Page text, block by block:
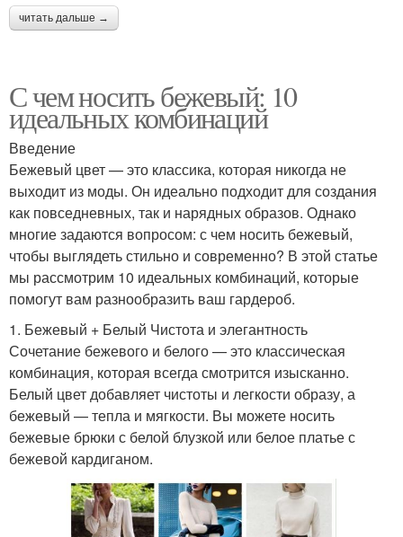
читать дальше →
С чем носить бежевый: 10
идеальных комбинаций
Введение
Бежевый цвет — это классика, которая никогда не
выходит из моды. Он идеально подходит для создания
как повседневных, так и нарядных образов. Однако
многие задаются вопросом: с чем носить бежевый,
чтобы выглядеть стильно и современно? В этой статье
мы рассмотрим 10 идеальных комбинаций, которые
помогут вам разнообразить ваш гардероб.
1. Бежевый + Белый Чистота и элегантность
Сочетание бежевого и белого — это классическая
комбинация, которая всегда смотрится изысканно.
Белый цвет добавляет чистоты и легкости образу, а
бежевый — тепла и мягкости. Вы можете носить
бежевые брюки с белой блузкой или белое платье с
бежевой кардиганом.